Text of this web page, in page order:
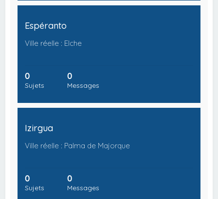
Espéranto
Ville réelle : Elche
0
Sujets
0
Messages
Izirgua
Ville réelle : Palma de Majorque
0
Sujets
0
Messages